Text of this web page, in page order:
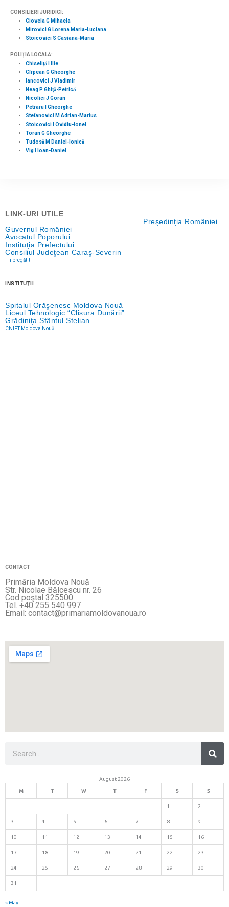
CONSILIERI JURIDICI:
Ciovela G Mihaela
Mirovici G Lorena Maria-Luciana
Stoicovici S Casiana-Maria
POLIȚIA LOCALĂ:
Chiseliţă I Ilie
Cîrpean G Gheorghe
Iancovici J Vladimir
Neag P Ghiţă-Petrică
Nicolici J Goran
Petraru I Gheorghe
Stefanovici M Adrian-Marius
Stoicovici I Ovidiu-Ionel
Toran G Gheorghe
Tudosă M Daniel-Ionică
Vig I Ioan-Daniel
LINK-URI UTILE
Preşedinţia României
Guvernul României
Avocatul Poporului
Instituţia Prefectului
Consiliul Judeţean Caraş-Severin
Fii pregătit
INSTITUŢII
Spitalul Orăşenesc Moldova Nouă
Liceul Tehnologic “Clisura Dunării”
Grădiniţa Sfântul Stelian
CNIPT Moldova Nouă
CONTACT
Primăria Moldova Nouă
Str. Nicolae Bălcescu nr. 26
Cod poştal 325500
Tel. +40 255 540 997
Email: contact@primariamoldovanoua.ro
August 2026
M T W T F S S
1 2
3 4 5 6 7 8 9
10 11 12 13 14 15 16
17 18 19 20 21 22 23
24 25 26 27 28 29 30
31
« May